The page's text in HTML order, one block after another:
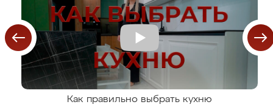
Как правильно выбрать кухню